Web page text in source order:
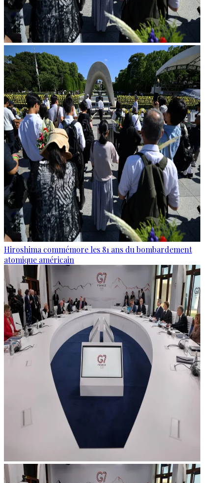
Hiroshima commémore les 81 ans du bombardement
atomique américain